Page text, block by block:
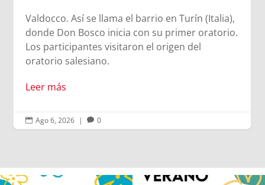
Valdocco. Así se llama el barrio en Turín (Italia),
donde Don Bosco inicia con su primer oratorio.
Los participantes visitaron el origen del
oratorio salesiano.
Leer más
 Ago 6, 2026 |  0